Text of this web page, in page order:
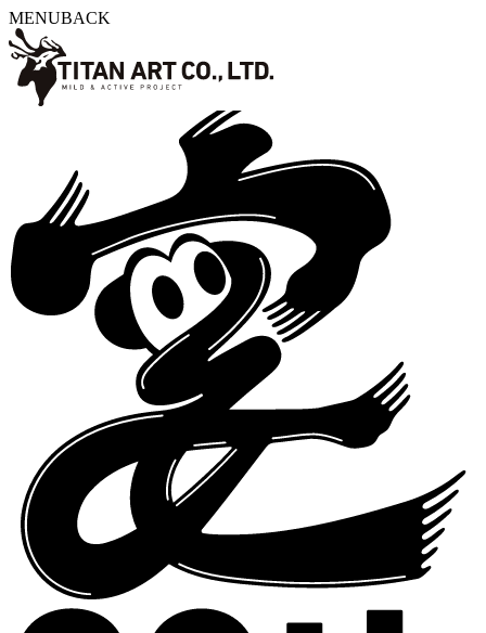
MENUBACK